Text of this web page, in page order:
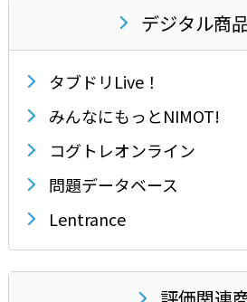
デジタル商
タブドリLive！
みんなにもっとNIMOT!
コグトレオンライン
問題データベース
Lentrance